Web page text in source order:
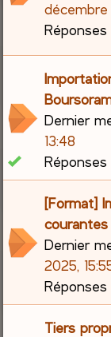
décembre
Dernier
13:48
[Format]
Dernier
2025,
Tiers